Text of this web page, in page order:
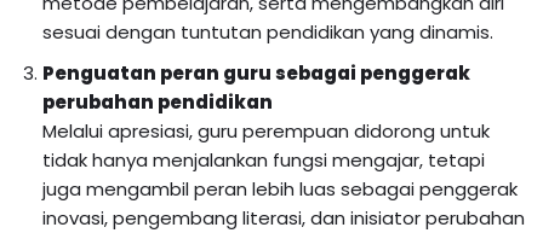
sesuai dengan tuntutan pendidikan yang dinamis.
Penguatan peran guru sebagai penggerak
perubahan pendidikan
Melalui apresiasi, guru perempuan didorong untuk
tidak hanya menjalankan fungsi mengajar, tetapi
juga mengambil peran lebih luas sebagai penggerak
inovasi, pengembang literasi, dan inisiator perubahan